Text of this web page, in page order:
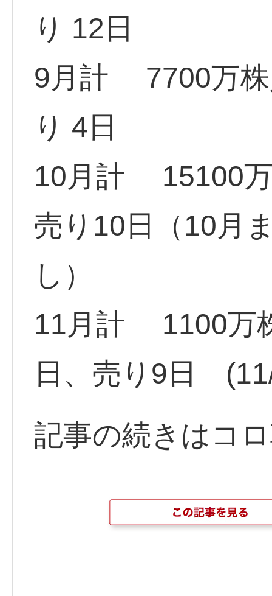
り 12日
9月計 7700万株
り 4日
10月計 15100万
売り10日（10月
し）
11月計 1100万
日、売り9日
記事の続きはコ